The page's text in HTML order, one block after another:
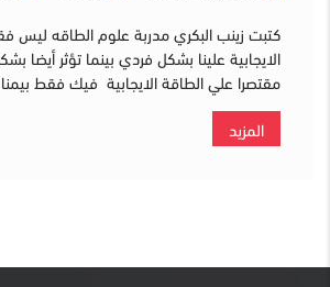
كتبت زينب البكري مدربة علوم الطاقه ليس
الايجابية علينا بشكل فردي بينما تؤثر أيضا
مقتصرا علي الطاقة الايجابية فيك فقط
المزيد